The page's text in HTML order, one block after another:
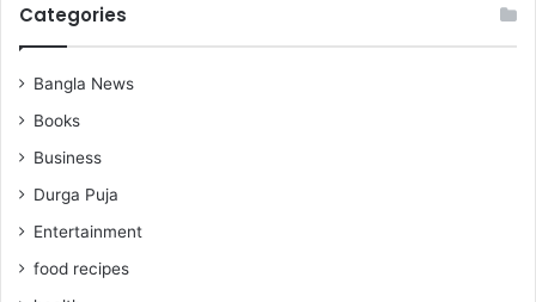
Categories
Bangla News
Books
Business
Durga Puja
Entertainment
food recipes